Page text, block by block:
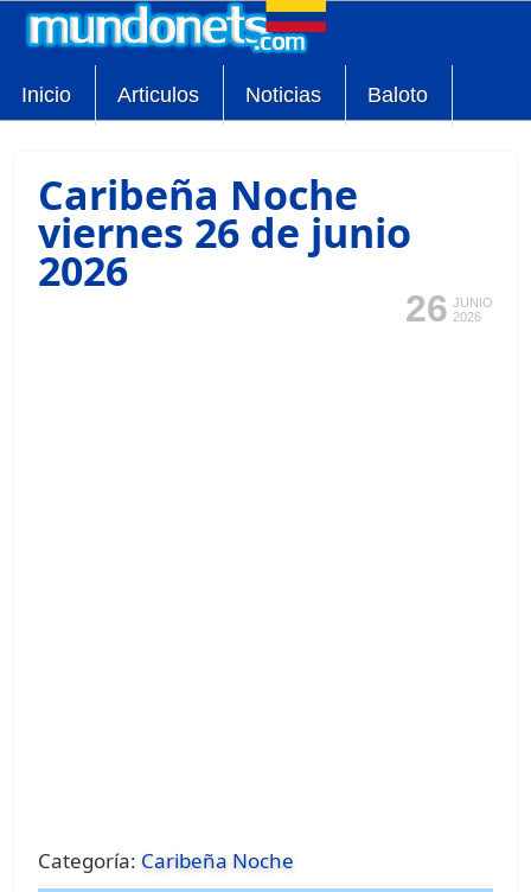
Inicio Articulos Noticias Baloto
Caribeña Noche
viernes 26 de junio
2026
26 JUNIO
2026
Categoría: Caribeña Noche